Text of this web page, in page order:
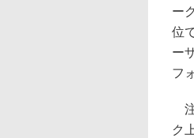
ー
位
ー
フ
注
ク